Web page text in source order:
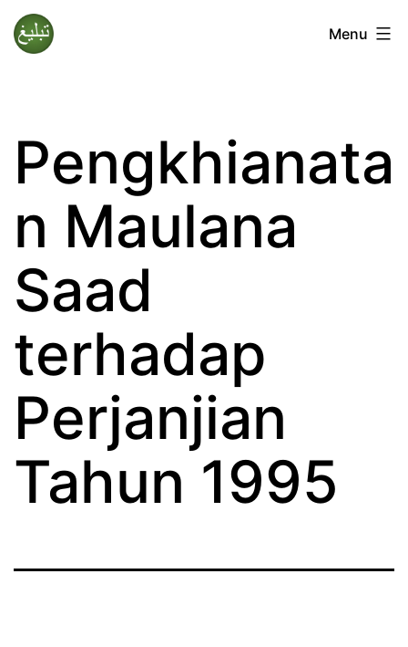
Lewati
ke
Menu
Pengkhianata
n Maulana
Saad
terhadap
Perjanjian
Tahun 1995